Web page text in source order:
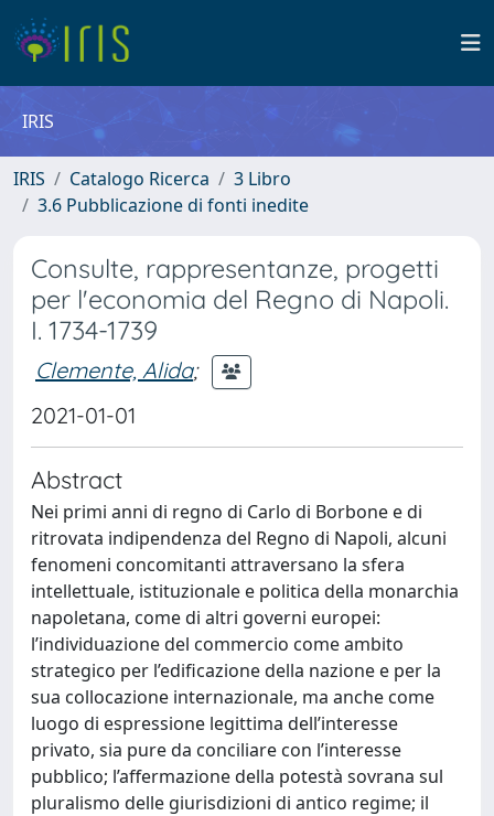
IRIS
IRIS Catalogo Ricerca
3 Libro
3.6 Pubblicazione di fonti inedite
Consulte, rappresentanze, progetti
per l'economia del Regno di Napoli.
I. 1734-1739
Clemente, Alida;
2021-01-01
Abstract
Nei primi anni di regno di Carlo di Borbone e di
ritrovata indipendenza del Regno di Napoli, alcuni
fenomeni concomitanti attraversano la sfera
intellettuale, istituzionale e politica della monarchia
napoletana, come di altri governi europei:
l’individuazione del commercio come ambito
strategico per l’edificazione della nazione e per la
sua collocazione internazionale, ma anche come
luogo di espressione legittima dell’interesse
privato, sia pure da conciliare con l’interesse
pubblico; l’affermazione della potestà sovrana sul
pluralismo delle giurisdizioni di antico regime; il